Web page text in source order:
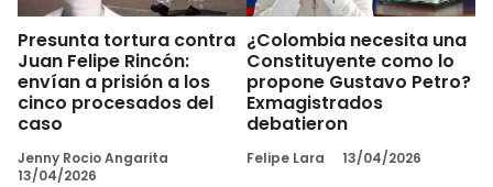
Presunta tortura contra
Juan Felipe Rincón:
envían a prisión a los
cinco procesados del
caso
Jenny Rocio Angarita
13/04/2026
¿Colombia necesita una
Constituyente como lo
propone Gustavo Petro?
Exmagistrados
debatieron
Felipe Lara 13/04/2026